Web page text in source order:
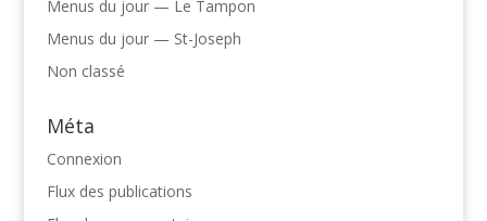
Menus du jour — Le Tampon
Menus du jour — St-Joseph
Non classé
Méta
Connexion
Flux des publications